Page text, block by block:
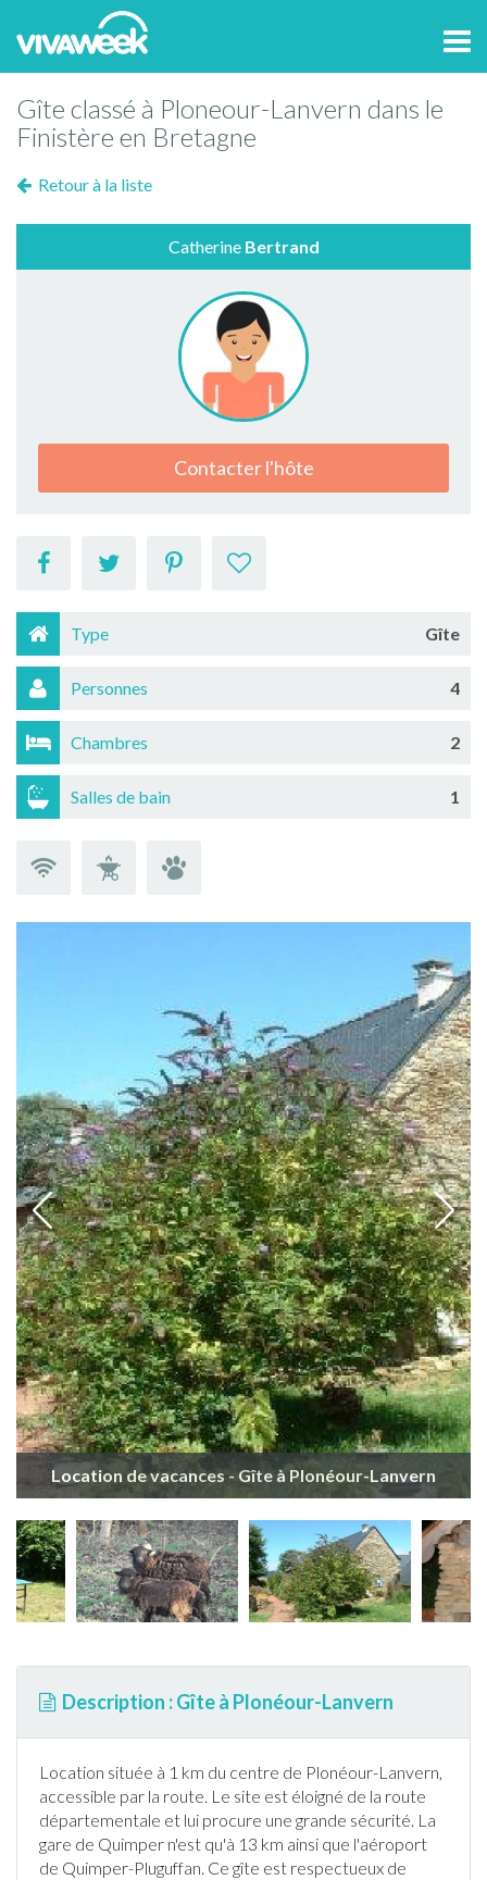
Gîte classé à Ploneour-Lanvern dans le
Finistère en Bretagne
Retour à la liste
Catherine Bertrand
Contacter l'hôte
Type Gîte
Personnes 4
Chambres 2
Salles de bain 1
Location de vacances - Gîte à Plonéour-Lanvern
Description : Gîte à Plonéour-Lanvern
Location située à 1 km du centre de Plonéour-Lanvern,
accessible par la route. Le site est éloigné de la route
départementale et lui procure une grande sécurité. La
gare de Quimper n'est qu'à 13 km ainsi que l'aéroport
de Quimper-Pluguffan. Ce gîte est respectueux de